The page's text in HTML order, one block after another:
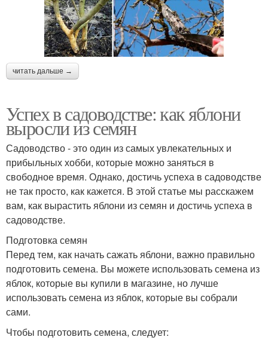
читать дальше →
Успех в садоводстве: как яблони
выросли из семян
Садоводство - это один из самых увлекательных и
прибыльных хобби, которые можно заняться в
свободное время. Однако, достичь успеха в садоводстве
не так просто, как кажется. В этой статье мы расскажем
вам, как вырастить яблони из семян и достичь успеха в
садоводстве.
Подготовка семян
Перед тем, как начать сажать яблони, важно правильно
подготовить семена. Вы можете использовать семена из
яблок, которые вы купили в магазине, но лучше
использовать семена из яблок, которые вы собрали
сами.
Чтобы подготовить семена, следует: